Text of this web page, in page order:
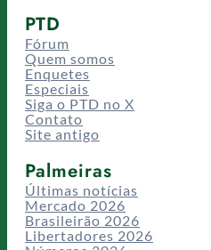
PTD
Fórum
Quem somos
Enquetes
Especiais
Siga o PTD no X
Contato
Site antigo
Palmeiras
Últimas notícias
Mercado 2026
Brasileirão 2026
Libertadores 2026